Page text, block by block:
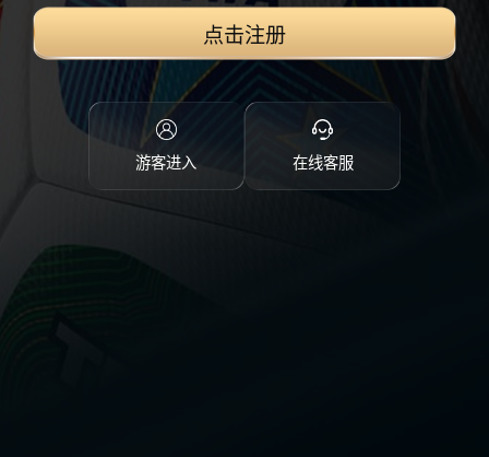
点击注册
游客进入 在线客服